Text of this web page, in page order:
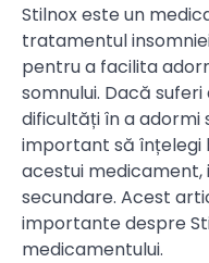
Stilnox este un
tratamentul
pentru a facilita
somnului. Dacă
dificultăți în a adormi
important să înțelegi
acestui
secundare. Acest
importante despre
medicamentului.